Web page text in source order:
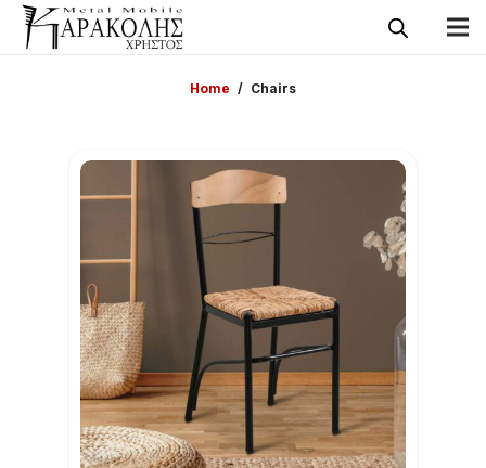
Home / Chairs